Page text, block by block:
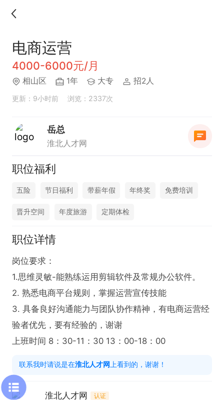
电商运营
4000-6000元/月
相山区 1年 大专 招2人
更新：9小时前 浏览：2337次
岳总
淮北人才网
职位福利
五险 节日福利 带薪年假 年终奖 免费培训
晋升空间 年度旅游 定期体检
职位详情
岗位要求：
1.思维灵敏-能熟练运用剪辑软件及常规办公软件。
2. 熟悉电商平台规则，掌握运营宣传技能
3. 具备良好沟通能力与团队协作精神，有电商运营经
验者优先，要有经验的，谢谢
上班时间 8：30-11：30 13：00-18：00
联系我时请说是在淮北人才网 上看到的，谢谢！
淮北人才网 认证